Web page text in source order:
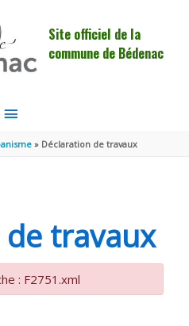
Site officiel de la
commune de Bédenac
MENU
PRINCIPALDéclaration de travaux
travaux
: F2751.xml